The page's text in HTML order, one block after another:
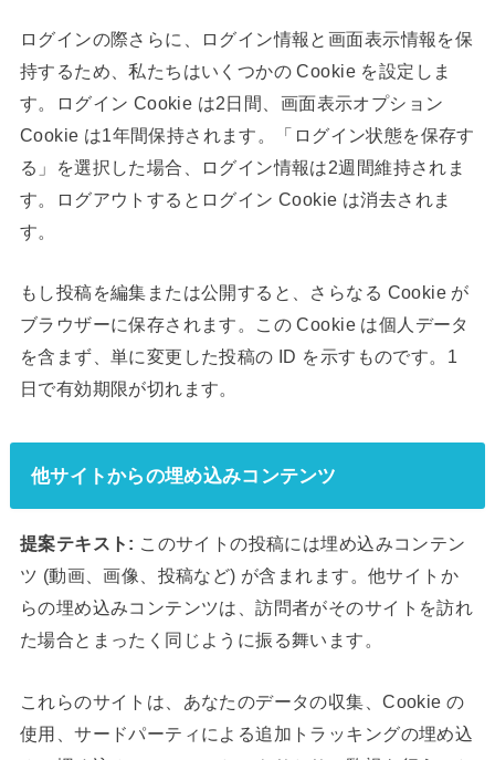
ログインの際さらに、ログイン情報と画面表示情報を保
持するため、私たちはいくつかの Cookie を設定しま
す。ログイン Cookie は2日間、画面表示オプション
Cookie は1年間保持されます。「ログイン状態を保存す
る」を選択した場合、ログイン情報は2週間維持されま
す。ログアウトするとログイン Cookie は消去されま
す。
もし投稿を編集または公開すると、さらなる Cookie が
ブラウザーに保存されます。この Cookie は個人データ
を含まず、単に変更した投稿の ID を示すものです。1
日で有効期限が切れます。
他サイトからの埋め込みコンテンツ
提案テキスト: このサイトの投稿には埋め込みコンテン
ツ (動画、画像、投稿など) が含まれます。他サイトか
らの埋め込みコンテンツは、訪問者がそのサイトを訪れ
た場合とまったく同じように振る舞います。
これらのサイトは、あなたのデータの収集、Cookie の
使用、サードパーティによる追加トラッキングの埋め込